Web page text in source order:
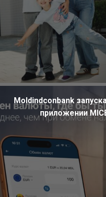
Moldindconbank
приложении